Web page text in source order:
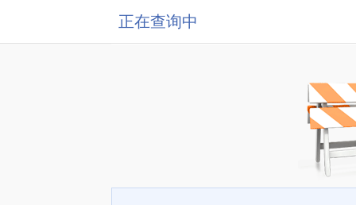
正在查询中